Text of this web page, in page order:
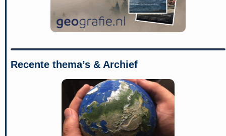
Recente thema’s & Archief